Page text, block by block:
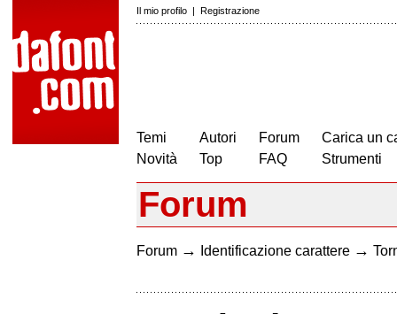
Il mio profilo | Registrazione
Temi
Novità
Autori
Top
Forum
FAQ
Carica un
Strumenti
Forum
Forum → Identificazione carattere →